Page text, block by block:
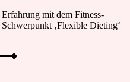
mit dem Fitness-
‚Flexible Dieting‘